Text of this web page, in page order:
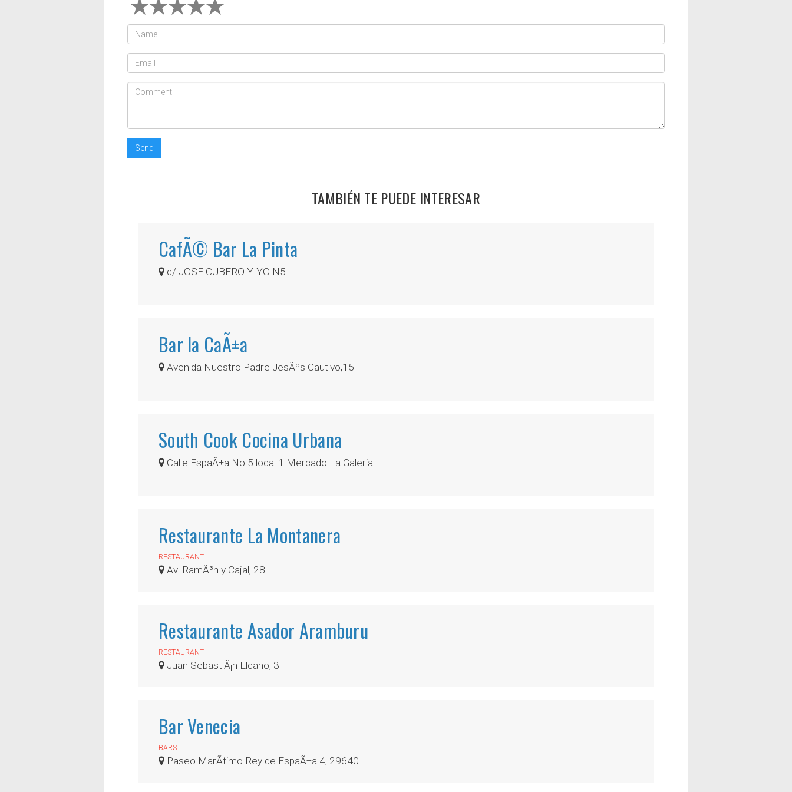
Send
TAMBIÉN TE PUEDE INTERESAR
CafÃ© Bar La Pinta
c/ JOSE CUBERO YIYO N5
Bar la CaÃ±a
Avenida Nuestro Padre JesÃºs Cautivo,15
South Cook Cocina Urbana
Calle EspaÃ±a No 5 local 1 Mercado La Galeria
Restaurante La Montanera
RESTAURANT
Av. RamÃ³n y Cajal, 28
Restaurante Asador Aramburu
RESTAURANT
Juan SebastiÃ¡n Elcano, 3
Bar Venecia
BARS
Paseo MarÃ­timo Rey de EspaÃ±a 4, 29640